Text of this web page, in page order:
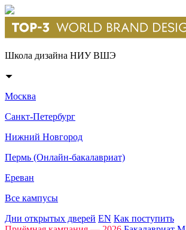
Школа дизайна НИУ ВШЭ
Москва
Санкт-Петербург
Нижний Новгород
Пермь (Онлайн-бакалавриат)
Ереван
Все кампусы
Дни открытых дверей EN Как поступить